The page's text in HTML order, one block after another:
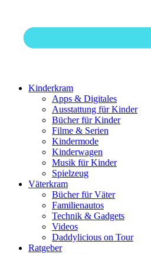
Kinderkram
Apps & Digitales
Ausstattung für Kinder
Bücher für Kinder
Filme & Serien
Kindermode
Kinderwagen
Musik für Kinder
Spielzeug
Väterkram
Bücher für Väter
Familienautos
Technik & Gadgets
Videos
Daddylicious on Tour
Ratgeber